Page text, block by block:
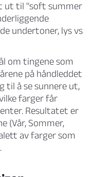
ut til "soft summer
undertoner, lys vs
om tingene som
på håndleddet
til å se sunnere ut,
farger får
Resultatet er
(Vår, Sommer,
av farger som